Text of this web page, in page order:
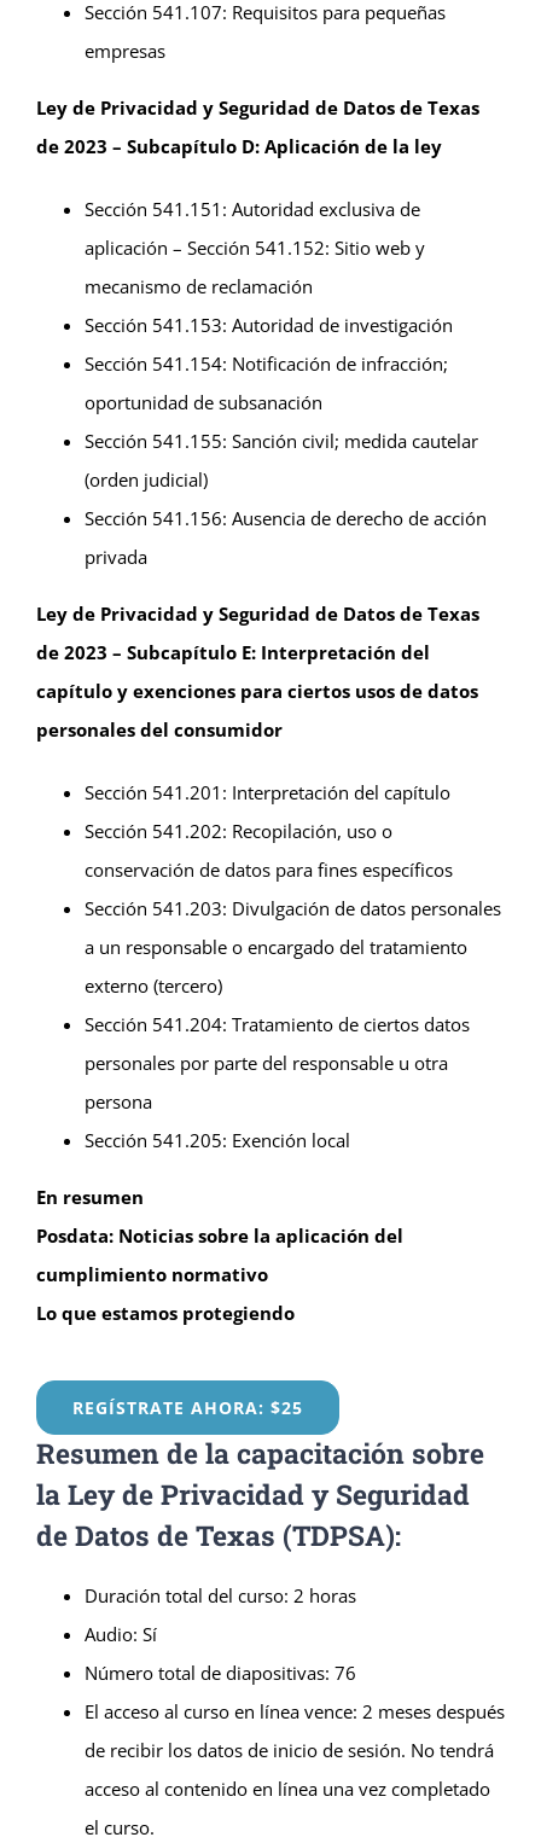
Sección 541.107: Requisitos para pequeñas
empresas
Ley de Privacidad y Seguridad de Datos de Texas
de 2023 – Subcapítulo D: Aplicación de la ley
Sección 541.151: Autoridad exclusiva de
aplicación – Sección 541.152: Sitio web y
mecanismo de reclamación
Sección 541.153: Autoridad de investigación
Sección 541.154: Notificación de infracción;
oportunidad de subsanación
Sección 541.155: Sanción civil; medida cautelar
(orden judicial)
Sección 541.156: Ausencia de derecho de acción
privada
Ley de Privacidad y Seguridad de Datos de Texas
de 2023 – Subcapítulo E: Interpretación del
capítulo y exenciones para ciertos usos de datos
personales del consumidor
Sección 541.201: Interpretación del capítulo
Sección 541.202: Recopilación, uso o
conservación de datos para fines específicos
Sección 541.203: Divulgación de datos personales
a un responsable o encargado del tratamiento
externo (tercero)
Sección 541.204: Tratamiento de ciertos datos
personales por parte del responsable u otra
persona
Sección 541.205: Exención local
En resumen
Posdata: Noticias sobre la aplicación del
cumplimiento normativo
Lo que estamos protegiendo
REGÍSTRATE AHORA: $25
Resumen de la capacitación sobre
la Ley de Privacidad y Seguridad
de Datos de Texas (TDPSA):
Duración total del curso: 2 horas
Audio: Sí
Número total de diapositivas: 76
El acceso al curso en línea vence: 2 meses después
de recibir los datos de inicio de sesión. No tendrá
acceso al contenido en línea una vez completado
el curso.